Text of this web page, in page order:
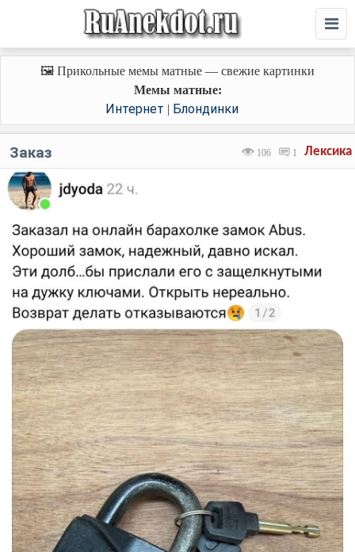
🖼️ Прикольные мемы матные — свежие картинки
Мемы матные:
Интернет | Блондинки
Лексика
106 1
Заказ